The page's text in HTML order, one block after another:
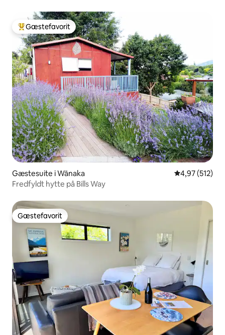
Bedste gæstefavorit
Gæstefavorit
Gæstesuite i Wānaka 4,97 ud af 5 i
4,97 (512)
Fredfyldt hytte på Bills Way
Gæstefavorit
Gæstefavorit